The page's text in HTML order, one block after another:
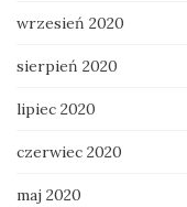
wrzesień 2020
sierpień 2020
lipiec 2020
czerwiec 2020
maj 2020